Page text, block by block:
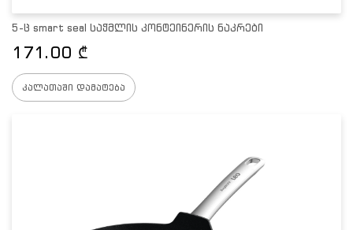
5-ც smart seal საჭმლის კონტეინერის ნაკრები
171.00 ₾
კალათაში დამატება